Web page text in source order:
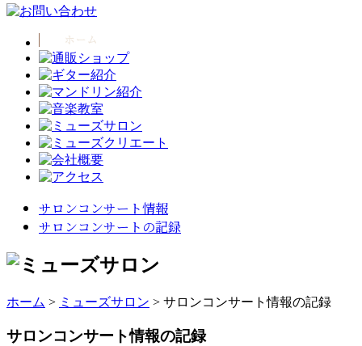
サロンコンサート情報
サロンコンサートの記録
ホーム > ミューズサロン > サロンコンサート情報の記録
サロンコンサート情報の記録